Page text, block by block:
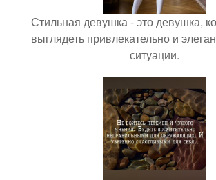
Стильная девушка - это девушка,
выглядеть привлекательно и
ситуации.